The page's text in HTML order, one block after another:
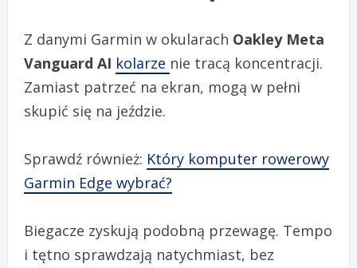
Z danymi Garmin w okularach Oakley Meta
Vanguard AI kolarze nie tracą koncentracji.
Zamiast patrzeć na ekran, mogą w pełni
skupić się na jeździe.
Sprawdź również: Który komputer rowerowy
Garmin Edge wybrać?
Biegacze zyskują podobną przewagę. Tempo
i tętno sprawdzają natychmiast, bez